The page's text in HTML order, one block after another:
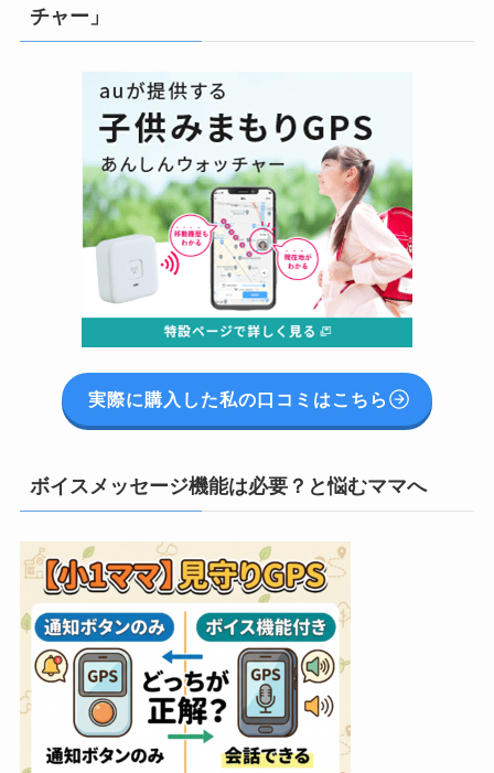
チャー」
実際に購入した私の口コミはこちら
ボイスメッセージ機能は必要？と悩むママへ